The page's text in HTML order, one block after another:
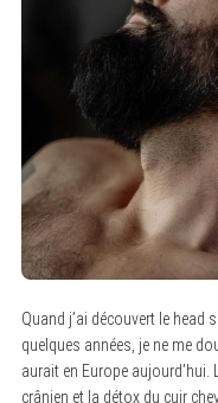
Quand j’ai découvert le head
quelques années, je ne me
aurait en Europe
crânien et la détox du cuir